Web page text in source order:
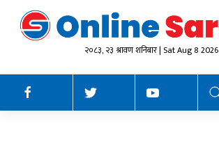
२०८३, २३ श्रावण शनिबार | Sat Aug 8 2026